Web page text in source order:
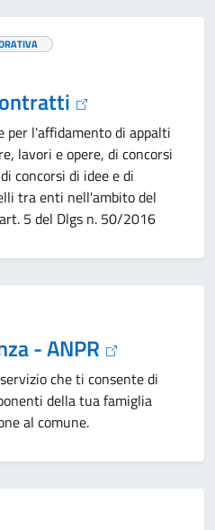
l'affidamento di appalti
lavori e opere, di concorsi
concorsi di idee e di
tra enti nell'ambito del
5 del Dlgs n. 50/2016
- ANPR
che ti consente di
della tua famiglia
al comune.